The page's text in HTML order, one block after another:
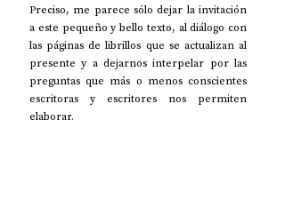
Preciso, me parece sólo dejar la invitación
a este pequeño y bello texto, al diálogo con
las páginas de librillos que se actualizan al
presente y a dejarnos interpelar por las
preguntas que más o menos conscientes
escritoras y escritores nos permiten
elaborar.